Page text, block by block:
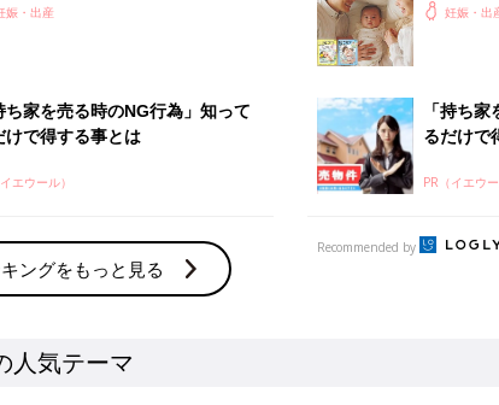
ポイント10倍【期間限定】
娠・出産
ち家を売る時のNG行為」知って
けで得する事とは
エウール）
ングをもっと見る
ひよ」
妊娠・出
「持ち
るだけで
PR（イエウー
Recommended by
人気テーマ